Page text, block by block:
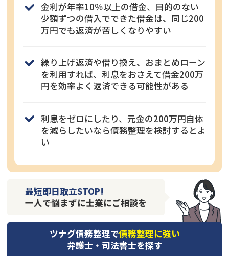
金利が年率10％以上の借金、目的のない
少額ずつの借入でできた借金は、同じ200
万円でも返済が苦しくなりやすい
繰り上げ返済や借り換え、おまとめローン
を利用すれば、利息をおさえて借金200万
円を効率よく返済できる可能性がある
利息をゼロにしたり、元金の200万円自体
を減らしたいなら債務整理を検討するとよ
い
最短即日取立STOP!
一人で悩まずに士業にご相談を
ツナグ債務整理で債務整理に強い
弁護士・司法書士を探す